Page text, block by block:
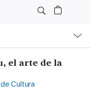
el arte de la
Cultura